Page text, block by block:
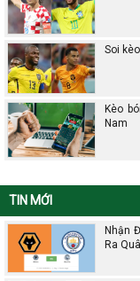
Soi
Kèo
Nam
TIN MỚI
Nhận
Ra